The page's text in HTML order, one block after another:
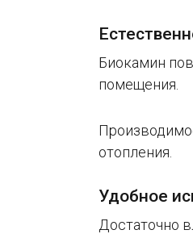
Биокамин
помещения.
отопления.
Удобное
Достаточно